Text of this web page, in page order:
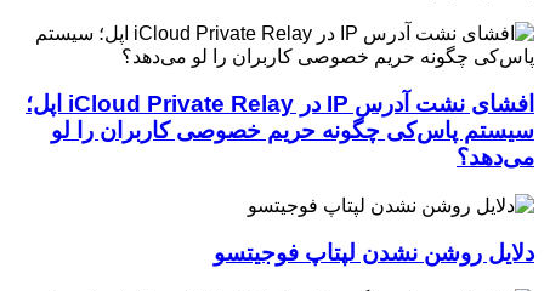
افشای نشت آدرس IP در iCloud Private Relay اپل؛
سیستم پاس‌کی چگونه حریم خصوصی کاربران را لو
می‌دهد؟
دلایل روشن نشدن لپتاپ فوجیتسو